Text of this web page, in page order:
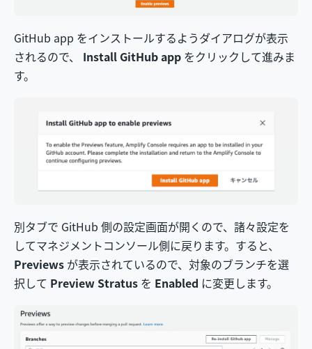
GitHub app をインストールするようダイアログが表示
されるので、 Install GitHub app をクリックして進みま
す。
別タブで GitHub 側の設定画面が開くので、諸々設定を
してマネジメントコンソール側に戻ります。すると、
Previews が表示されているので、対象のブランチを選
択して Preview Stratus を Enabled に変更します。